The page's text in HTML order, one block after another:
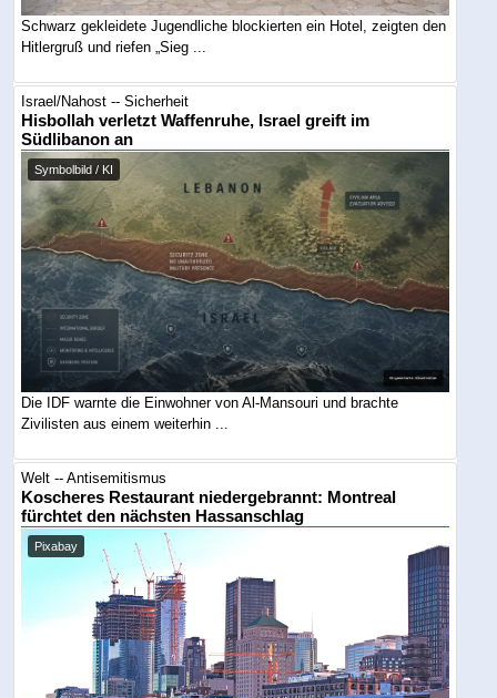
Schwarz gekleidete Jugendliche blockierten ein Hotel, zeigten den
Hitlergruß und riefen „Sieg ...
Israel/Nahost -- Sicherheit
Hisbollah verletzt Waffenruhe, Israel greift im
Südlibanon an
Symbolbild / KI
Die IDF warnte die Einwohner von Al-Mansouri und brachte
Zivilisten aus einem weiterhin ...
Welt -- Antisemitismus
Koscheres Restaurant niedergebrannt: Montreal
fürchtet den nächsten Hassanschlag
Pixabay